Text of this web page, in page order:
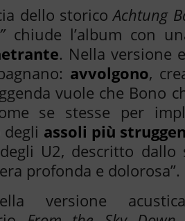
dello storicoAchtung
chiude l’album con
. Nella versione
avvolgono,
vuole che Bono
se stesse per
assoli più
U2, descritto dallo
profonda e dolorosa”.
versione